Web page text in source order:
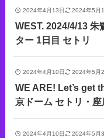
2024年4月13日 2024年5月
WEST. 2024/4/13
ター 1日目 セトリ
2024年4月10日 2024年5月
WE ARE! Let’s get
京ドーム セトリ・座
2024年4月10日 2024年5月